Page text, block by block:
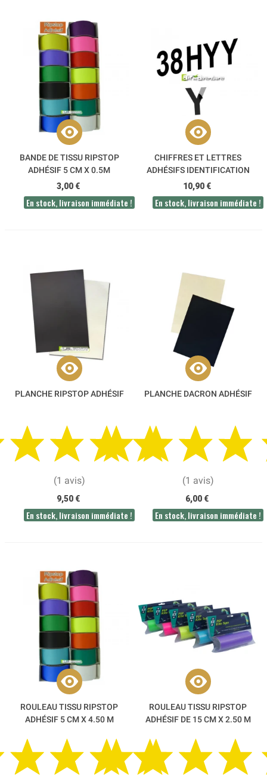
BANDE DE TISSU RIPSTOP
ADHÉSIF 5 CM X 0.5M
3,00 €
En stock, livraison immédiate !
CHIFFRES ET LETTRES
ADHÉSIFS IDENTIFICATION
PARAMOTEUR ET ULM
10,90 €
En stock, livraison immédiate !
PLANCHE RIPSTOP ADHÉSIF
(1 avis)
9,50 €
En stock, livraison immédiate !
PLANCHE DACRON ADHÉSIF
(1 avis)
6,00 €
En stock, livraison immédiate !
ROULEAU TISSU RIPSTOP
ADHÉSIF 5 CM X 4.50 M
ROULEAU TISSU RIPSTOP
ADHÉSIF DE 15 CM X 2.50 M